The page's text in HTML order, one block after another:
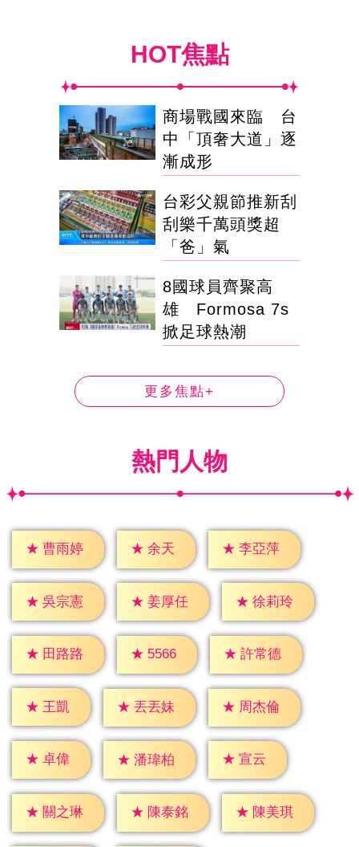
HOT焦點
商場戰國來臨 台
中「頂奢大道」逐
漸成形
台彩父親節推新刮
刮樂千萬頭獎超
「爸」氣
8國球員齊聚高
雄 Formosa 7s
掀足球熱潮
更多焦點+
熱門人物
★ 曹雨婷 ★ 余天 ★ 李亞萍
★ 吳宗憲 ★ 姜厚任 ★ 徐莉玲
★ 田路路 ★ 5566 ★ 許常德
★ 王凱 ★ 丟丟妹 ★ 周杰倫
★ 卓偉 ★ 潘瑋柏 ★ 宣云
★ 關之琳 ★ 陳泰銘 ★ 陳美琪